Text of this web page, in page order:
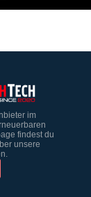
im
findest du
unsere